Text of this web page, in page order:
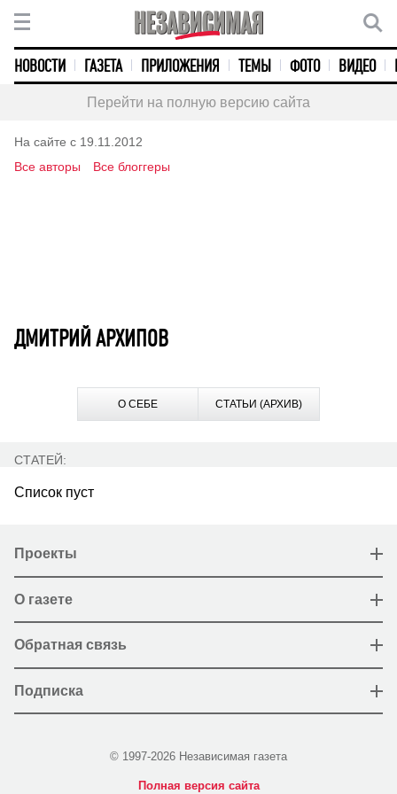
НОВОСТИ ГАЗЕТА ПРИЛОЖЕНИЯ ТЕМЫ ФОТО ВИДЕО
Перейти на полную версию сайта
На сайте с 19.11.2012
Все авторы
Все блоггеры
ДМИТРИЙ АРХИПОВ
О СЕБЕ СТАТЬИ (АРХИВ)
СТАТЕЙ:
Список пуст
Проекты
О газете
Обратная связь
Подписка
© 1997-2026 Независимая газета
Полная версия сайта